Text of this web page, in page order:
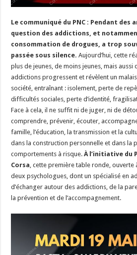
Le communiqué du PNC : Pendant des
question des addictions, et
consommation de drogues, a trop
passée sous silence. Aujourd’hui, cette
plus de jeunes, de moins jeunes, mais aussi
addictions progressent et révèlent un
société, entraînant : isolement, perte de
difficultés sociales, perte d’identité,
Face à cela, il ne suffit ni de juger, ni de
comprendre, prévenir, écouter,
famille, l’éducation, la transmission et la
dans la construction personnelle et dans la
comportements à risque.À l’initiative du
Corsa , cette première table ronde, ouverte
deux psychologues, dont un spécialisé en
d’échanger autour des addictions, de la
la prévention et de l’accompagnement.